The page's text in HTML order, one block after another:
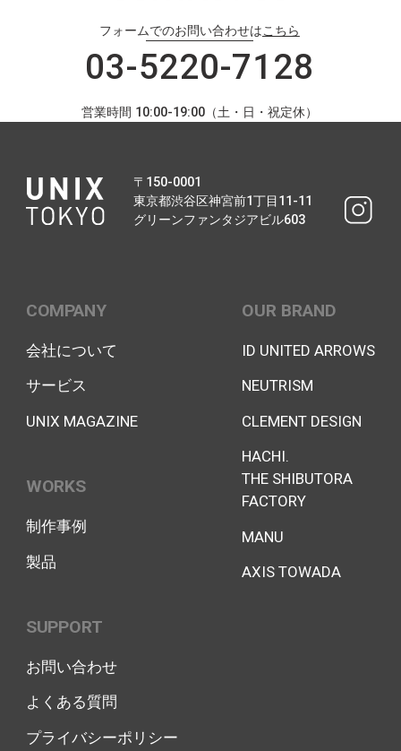
フォームでのお問い合わせはこちら
03-5220-7128
営業時間 10:00-19:00（土・日・祝定休）
〒150-0001
東京都渋谷区神宮前1丁目11-11
グリーンファンタジアビル603
COMPANY
会社について
サービス
UNIX MAGAZINE
WORKS
制作事例
製品
OUR BRAND
ID UNITED ARROWS
NEUTRISM
CLEMENT DESIGN
HACHI.
THE SHIBUTORA
FACTORY
MANU
AXIS TOWADA
SUPPORT
お問い合わせ
よくある質問
プライバシーポリシー